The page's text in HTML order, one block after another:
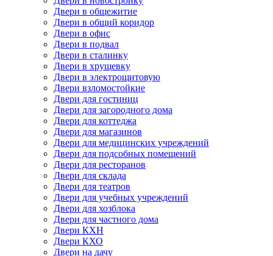
Двери в общежитие
Двери в общий коридор
Двери в офис
Двери в подвал
Двери в сталинку
Двери в хрущевку
Двери в электрощитовую
Двери взломостойкие
Двери для гостиниц
Двери для загородного дома
Двери для коттеджа
Двери для магазинов
Двери для медицинских учреждений
Двери для подсобных помещений
Двери для ресторанов
Двери для склада
Двери для театров
Двери для учебных учреждений
Двери для хозблока
Двери для частного дома
Двери КХН
Двери КХО
Двери на дачу